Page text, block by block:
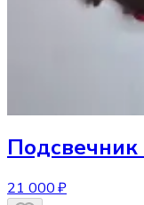
Подсвечник
21 000 ₽